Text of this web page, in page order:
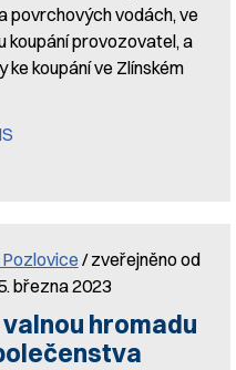
povrchových vodách, ve
koupání provozovatel, a
koupání ve Zlínském
/ zveřejněno od
března 2023
hromadu